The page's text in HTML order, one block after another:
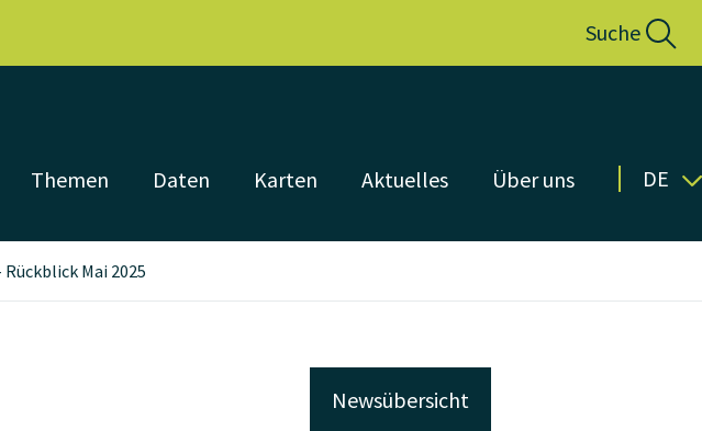
Suche
Themen Daten Karten Aktuelles Über uns DE
Mai 2025
Newsübersicht